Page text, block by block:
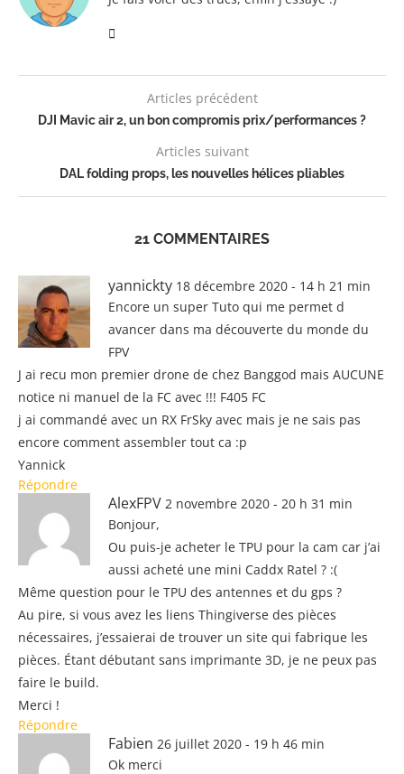
Articles précédent
DJI Mavic air 2, un bon compromis prix/performances ?
Articles suivant
DAL folding props, les nouvelles hélices pliables
21 COMMENTAIRES
yannickty 18 décembre 2020 - 14 h 21 min
Encore un super Tuto qui me permet d
avancer dans ma découverte du monde du
FPV
J ai recu mon premier drone de chez Banggod mais AUCUNE
notice ni manuel de la FC avec !!! F405 FC
j ai commandé avec un RX FrSky avec mais je ne sais pas
encore comment assembler tout ca :p
Yannick
Répondre
AlexFPV 2 novembre 2020 - 20 h 31 min
Bonjour,
Ou puis-je acheter le TPU pour la cam car j’ai
aussi acheté une mini Caddx Ratel ? :(
Même question pour le TPU des antennes et du gps ?
Au pire, si vous avez les liens Thingiverse des pièces
nécessaires, j’essaierai de trouver un site qui fabrique les
pièces. Étant débutant sans imprimante 3D, je ne peux pas
faire le build.
Merci !
Répondre
Fabien 26 juillet 2020 - 19 h 46 min
Ok merci